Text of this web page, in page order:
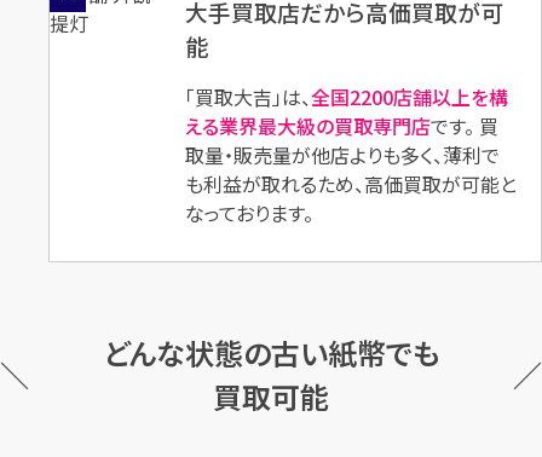
大手買取店だから高価買取が可
能
「買取大吉」は、全国2200店舗以上を構
える業界最大級の買取専門店です。 買
取量・販売量が他店よりも多く、薄利で
も利益が取れるため、高価買取が可能と
なっております。
どんな状態の古い紙幣でも
買取可能